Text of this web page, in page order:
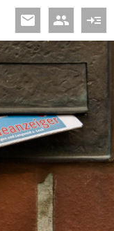
read_more
people
email